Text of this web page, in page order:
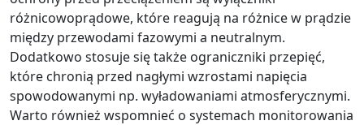
różnicowoprądowe, które reagują na różnice w prądzie
między przewodami fazowymi a neutralnym.
Dodatkowo stosuje się także ograniczniki przepięć,
które chronią przed nagłymi wzrostami napięcia
spowodowanymi np. wyładowaniami atmosferycznymi.
Warto również wspomnieć o systemach monitorowania